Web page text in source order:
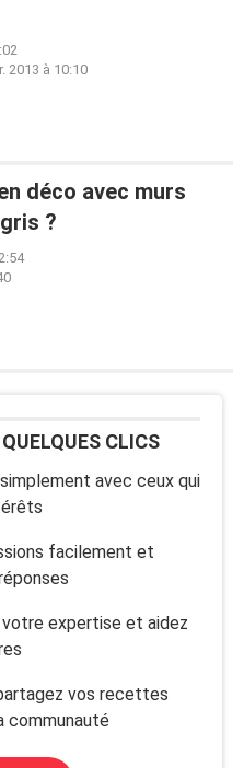
2013 à 10:10
déco avec murs
?
CLICS
avec ceux qui
facilement et
expertise et aidez
vos recettes
communauté